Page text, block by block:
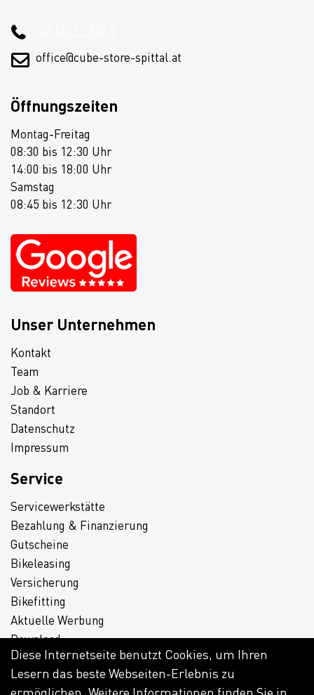
office@cube-store-spittal.at
Öffnungszeiten
Montag-Freitag
08:30 bis 12:30 Uhr
14:00 bis 18:00 Uhr
Samstag
08:45 bis 12:30 Uhr
Unser Unternehmen
Kontakt
Team
Job & Karriere
Standort
Datenschutz
Impressum
Service
Servicewerkstätte
Bezahlung & Finanzierung
Gutscheine
Bikeleasing
Versicherung
Bikefitting
Aktuelle Werbung
Download
Diese Internetseite benutzt Cookies, um Ihren
Lesern das beste Webseiten-Erlebnis zu